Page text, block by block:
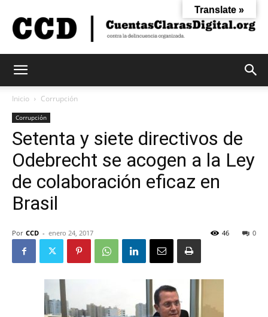
Claras
Digital
Inicio Corrupción
Corrupción
Setenta y siete directivos de
Odebrecht se acogen a la Ley
de colaboración eficaz en
Brasil
Por CCD - enero 24, 2017 0
46
Translate »